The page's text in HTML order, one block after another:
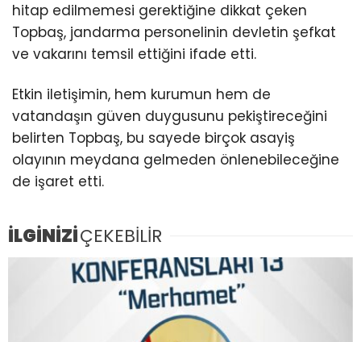
hitap edilmemesi gerektiğine dikkat çeken
Topbaş, jandarma personelinin devletin şefkat
ve vakarını temsil ettiğini ifade etti.
Etkin iletişimin, hem kurumun hem de
vatandaşın güven duygusunu pekiştireceğini
belirten Topbaş, bu sayede birçok asayiş
olayının meydana gelmeden önlenebileceğine
de işaret etti.
İLGİNİZİÇEKEBİLİR